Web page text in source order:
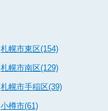
札幌市東区(154)
札幌市南区(129)
札幌市手稲区(39)
小樽市(61)